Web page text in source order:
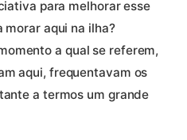
para melhorar esse
aqui na ilha?
a qual se referem,
aqui, frequentavam os
a termos um grande